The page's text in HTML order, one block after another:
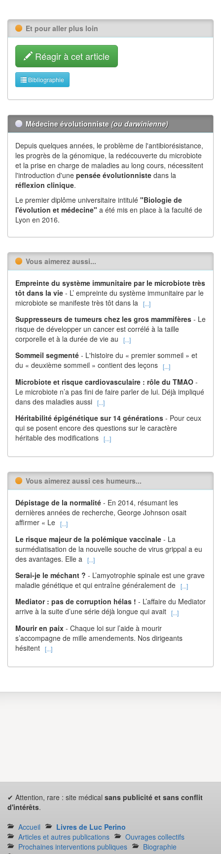
Et pour aller plus loin
Réagir à cet article
Bibliographie
Médecine évolutionniste (ou darwinienne)
Depuis quelques années, le problème de l'antibiorésistance,
les progrès de la génomique, la redécouverte du microbiote
et la prise en charge de maladies au long cours, nécessitent
l'introduction d'une pensée évolutionniste dans la
réflexion clinique.
Le premier diplôme universitaire intitulé "Biologie de
l'évolution et médecine" a été mis en place à la faculté de
Lyon en 2016.
Vous aimerez aussi...
Empreinte du système immunitaire par le microbiote très
tôt dans la vie - L’ empreinte du système immunitaire par le
microbiote se manifeste très tôt dans la
[...]
Suppresseurs de tumeurs chez les gros mammifères - Le
risque de développer un cancer est corrélé à la taille
corporelle et à la durée de vie au
[...]
Sommeil segmenté - L'histoire du « premier sommeil » et
du « deuxième sommeil » contient des leçons [...]
Microbiote et risque cardiovasculaire : rôle du TMAO -
Le microbiote n’a pas fini de faire parler de lui. Déjà impliqué
dans des maladies aussi [...]
Héritabilité épigénétique sur 14 générations - Pour ceux
qui se posent encore des questions sur le caractère
héritable des modifications [...]
Vous aimerez aussi ces humeurs...
Dépistage de la normalité - En 2014, résumant les
dernières années de recherche, George Johnson osait
affirmer « Le [...]
Le risque majeur de la polémique vaccinale - La
surmédiatisation de la nouvelle souche de virus grippal a eu
des avantages. Elle a
[...]
Serai-je le méchant ? - L’amyotrophie spinale est une grave
maladie génétique et qui entraîne généralement de [...]
Mediator : pas de corruption hélas ! - L’affaire du Mediator
arrive à la suite d’une série déjà longue qui avait [...]
Mourir en paix - Chaque loi sur l’aide à mourir
s’accompagne de mille amendements. Nos dirigeants
hésitent [...]
✔ Attention, rare : site médical sans publicité et sans conflit
d'intérêts.
Accueil
Livres de Luc Perino
Articles et autres publications
Ouvrages collectifs
Prochaines interventions publiques
Biographie